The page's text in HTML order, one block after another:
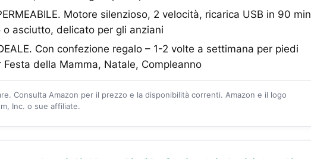
Motore silenzioso, 2 velocità, ricarica USB in 90 min
asciutto, delicato per gli anziani
Con confezione regalo – 1-2 volte a settimana per piedi
della Mamma, Natale, Compleanno
Consulta Amazon per il prezzo e la disponibilità correnti. Amazon e il logo
Inc. o sue affiliate.